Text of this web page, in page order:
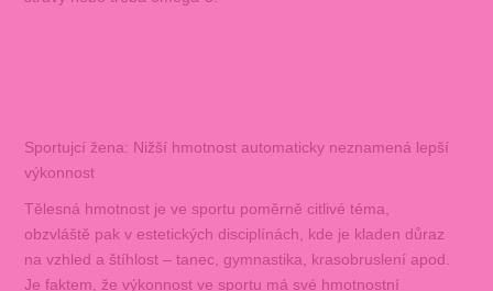
Sportujcí žena: Nižší hmotnost automaticky neznamená lepší
výkonnost
Tělesná hmotnost je ve sportu poměrně citlivé téma,
obzvláště pak v estetických disciplínách, kde je kladen důraz
na vzhled a štíhlost – tanec, gymnastika, krasobruslení apod.
Je faktem, že výkonnost ve sportu má své hmotnostní